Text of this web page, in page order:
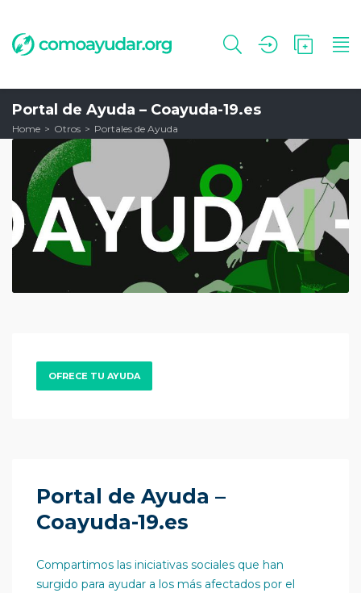
Portal de Ayuda – Coayuda-19.es
Home Otros Portales de Ayuda
OFRECE TU AYUDA
Portal de Ayuda –
Coayuda-19.es
Compartimos las iniciativas sociales que han
surgido para ayudar a los más afectados por el